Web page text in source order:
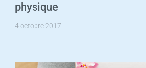
physique
4 octobre 2017